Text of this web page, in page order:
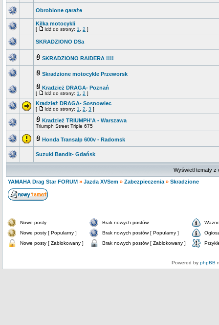
Obrobione garaże
Kilka motocykli
[ Idź do strony: 1 2 ]
SKRADZIONO DSa
SKRADZIONO RAIDERA !!!!
Skradzione motocykle Przeworsk
Kradzież DRAGA- Poznań
[ Idź do strony: 1 2 ]
Kradzież DRAGA- Sosnowiec
[ Idź do strony: 1 2 3 ]
Kradzież TRIUMPH'A - Warszawa
Triumph Street Triple 675
Honda Transalp 600v - Radomsk
Suzuki Bandit- Gdańsk
Wyświetl tematy z
YAMAHA Drag Star FORUM » Jazda XVSem » Zabezpieczenia » Skradzione
Nowe posty Brak nowych postów
Nowe posty [ Popularny ]
Brak nowych postów [ Popularny ]
Nowe posty [ Zablokowany ]
Brak nowych postów [ Zablokowany ]
Powered by phpBB